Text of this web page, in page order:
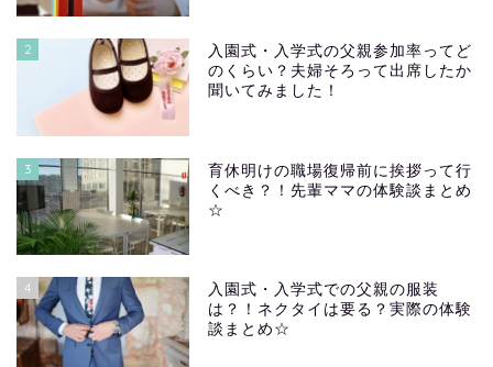
2
入園式・入学式の父親参加率ってど
のくらい？夫婦そろって出席したか
聞いてみました！
3
育休明けの職場復帰前に挨拶って行
くべき？！先輩ママの体験談まとめ
☆
4
入園式・入学式での父親の服装
は？！ネクタイは要る？実際の体験
談まとめ☆